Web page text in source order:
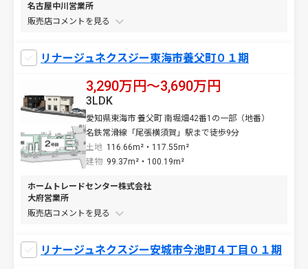
名古屋中川営業所
販売店コメントを
リナージュネクスジー東海市養父町０１期
3,290万円〜3,690万円
愛知県東海市 養父町 南堀畑42番1の一部（地番）
名鉄常滑線「尾張横須賀」駅まで徒歩9分
土地 116.66m²・117.55m²
3LDK
建物 99.37m²・100.19m²
ホームトレードセンター株式会社
大府営業所
販売店コメントを
リナージュネクスジー安城市今池町４丁目０１期